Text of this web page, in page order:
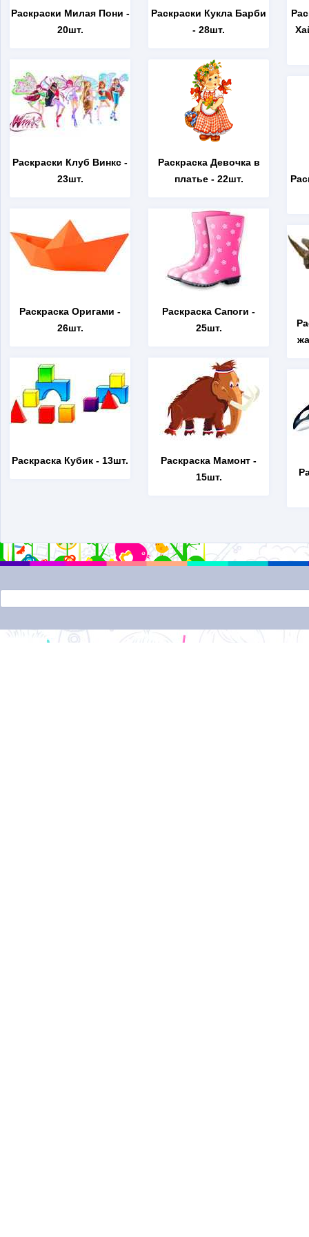
Раскраски Милая Пони -
20шт.
Раскраски Клуб Винкс -
23шт.
Раскраска Оригами -
26шт.
Раскраска Кубик - 13шт.
Раскраски Кукла Барби
- 28шт.
Раскраска Девочка в
платье- 22шт.
Раскраска Сапоги -
25шт.
Раскраска Мамонт -
15шт.